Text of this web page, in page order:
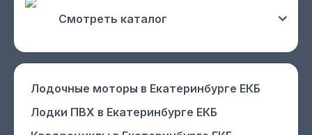
Смотреть каталог
Лодочные моторы в Екатеринбурге ЕКБ
Лодки ПВХ в Екатеринбурге ЕКБ